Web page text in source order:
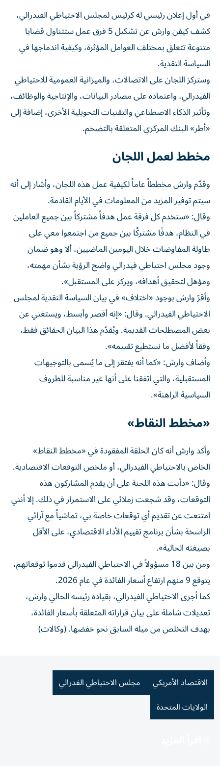
في أول إعلان رئيسي له كرئيس لمجلس الاحتياطي الفيدرالي،
كشف كيفن وارش عن تشكيل 5 فرق عمل ستتناول قضايا
متنوعة تتعلق بمختلف العوامل المؤثرة، وكيفية اندماجها في
السياسة النقدية.
وستركز اللجان على الاتصالات، والميزانية العمومية للاحتياطي
الفيدرالي، واعتماده على مصادر البيانات، والإنتاجية والوظائف،
وتأثير الذكاء الاصطناعي والتقنيات التحويلية الأخرى، إضافة إلى
«أطر» البنك المركزي المتعلقة بالتضخم.
مخطط لعمل اللجان
وقدّم وارش مخططاً عاماً لكيفية عمل هذه اللجان، وأشار إلى أنه
سيتم توفير المزيد من المعلومات في الأيام القادمة.
وقال: «ستخدم كل فرقة عمل هدفاً مشتركاً بين جميع العاملين
في النظام، هدفًا مشتركًا بين جميع من اجتمعوا معي على
طاولة المفاوضات خلال اليومين الماضيين، ألا وهو ضمان
وجود مجلس احتياطي فيدرالي واضح الرؤية بشأن مهمته،
ومؤهل لتحقيق أهدافه، ويركز على المستقبل».
وأقرّ وارش بوجود «اختلاف» في بيان السياسة النقدية لمجلس
الاحتياطي الفيدرالي. وقال: «إنه أقصر وأبسط، ويستغني عن
بعض المصطلحات القديمة. ويُقدّم هذا البيان الحقائق فقط،
وفقاً لأفضل ما نستطيع تقييمه».
وأضاف وارش: «كما أنه يفتقر إلى ما يُسمى بالتوجيهات
المستقبلية، والتي اتفقنا على أنها غير مناسبة للظروف
السياسية الراهنة».
«مخطط النقاط»
وأكد وارش أنه كان الحلقة المفقودة في «مخطط النقاط»
الخاص بالاحتياطي الفيدرالي، أو ملخص التوقعات الاقتصادية.
وقال: «دأبت هذه اللجنة على أن يقدم المشاركون هذه
التوقعات، وقد شجعت زملائي على الاستمرار في ذلك. إلا أنني
امتنعت عن تقديم أي توقعات خاصة بي، تماشياً مع آرائي
الراسخة بشأن برنامج تقييم الأداء الاقتصادي، على الأقل
بصيغته الحالية».
ومن بين 18 مسؤولاً في الاحتياطي الفيدرالي قدموا توقعاتهم،
يتوقع 9 منهم ارتفاع أسعار الفائدة في عام 2026.
كما أجرى الاحتياطي الفيدرالي، بقيادة رئيسه الحالي وارش،
تعديلات شاملة على بيان قراراته المتعلقة بأسعار الفائدة،
بهدف التخلص من ميله السابق نحو خفضها. (وكالات)
الاقتصاد الأمريكي
مجلس الاحتياطي الفدرالي
الولايات المتحدة